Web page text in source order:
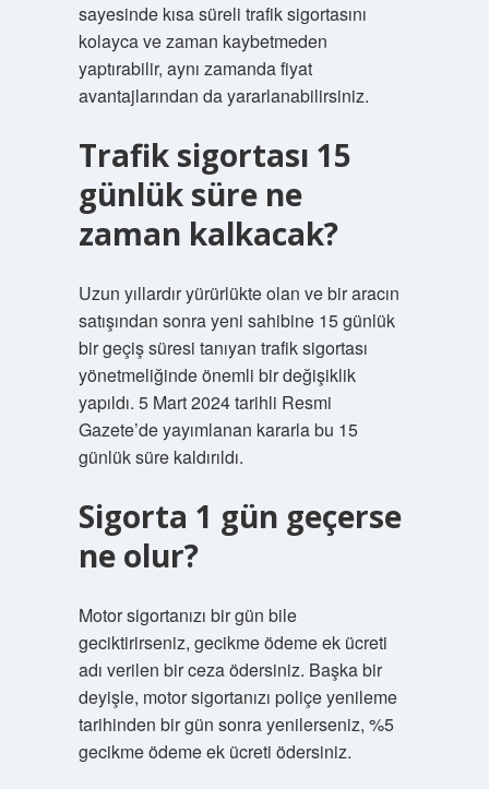
sayesinde kısa süreli trafik sigortasını
kolayca ve zaman kaybetmeden
yaptırabilir, aynı zamanda fiyat
avantajlarından da yararlanabilirsiniz.
Trafik sigortası 15
günlük süre ne
zaman kalkacak?
Uzun yıllardır yürürlükte olan ve bir aracın
satışından sonra yeni sahibine 15 günlük
bir geçiş süresi tanıyan trafik sigortası
yönetmeliğinde önemli bir değişiklik
yapıldı. 5 Mart 2024 tarihli Resmi
Gazete’de yayımlanan kararla bu 15
günlük süre kaldırıldı.
Sigorta 1 gün geçerse
ne olur?
Motor sigortanızı bir gün bile
geciktirirseniz, gecikme ödeme ek ücreti
adı verilen bir ceza ödersiniz. Başka bir
deyişle, motor sigortanızı poliçe yenileme
tarihinden bir gün sonra yenilerseniz, %5
gecikme ödeme ek ücreti ödersiniz.